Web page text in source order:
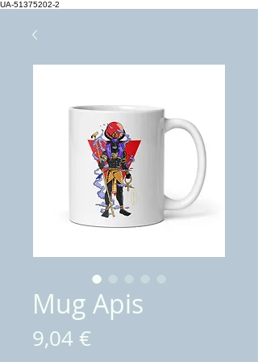
UA-51375202-2
Mug Apis
9,04 €Prix